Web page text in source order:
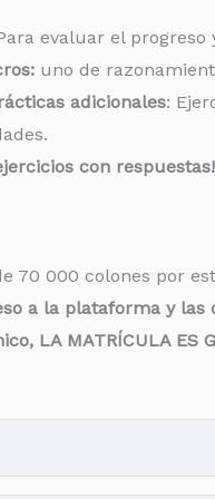
evaluar el
uno de
adicionales:
con
70 000 colones por
a la plataforma y
LA MATRÍCULA ES